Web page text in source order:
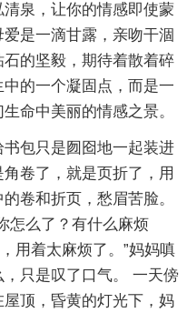
泉，让你的情感即使蒙
是一滴甘露，亲吻干涸
的坚毅，期待着散着碎
的一个凝固点，而是一
命中美丽的情感之景。
包只是囫囵地一起装进
卷了，就是页折了，用
卷和折页，愁眉苦脸。
怎么了？有什么麻烦
用着太麻烦了。”妈妈嗔
只是叹了口气。 一天傍
顶，昏黄的灯光下，妈